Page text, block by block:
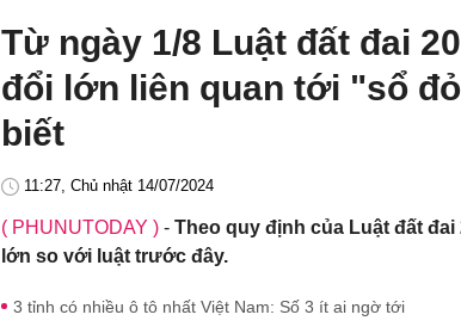
Từ ngày 1/8 Luật đất đai
đổi lớn liên quan tới "sổ
biết
11:27, Chủ nhật 14/07/2024
( PHUNUTODAY ) - Theo quy định của Luật đất
lớn so với luật trước đây.
3 tỉnh có nhiều ô tô nhất Việt Nam: Số 3 ít ai ngờ tới